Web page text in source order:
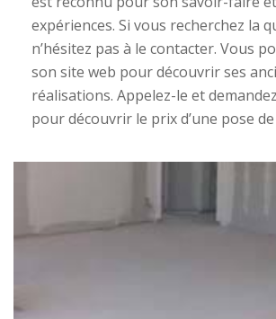
expériences. Si vous recherchez la
n’hésitez pas à le contacter. Vous
son site web pour découvrir ses
réalisations. Appelez-le et
pour découvrir le prix d’une pose